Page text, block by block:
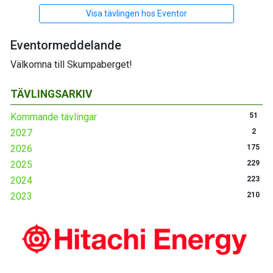
TÄVLINGSARKIV
Kommande tävlingar 51
2027 2
2026 175
2025 229
2024 223
2023 210
Visa tävlingen hos Eventor
Eventormeddelande
Välkomna till Skumpaberget!